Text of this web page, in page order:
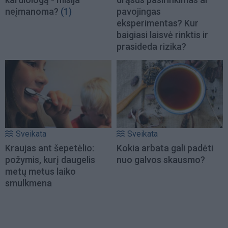
neįmanoma? (1)
pavojingas
eksperimentas? Kur
baigiasi laisvė rinktis ir
prasideda rizika?
Sveikata
Kraujas ant šepetėlio:
požymis, kurį daugelis
metų metus laiko
smulkmena
Sveikata
Kokia arbata gali padėti
nuo galvos skausmo?